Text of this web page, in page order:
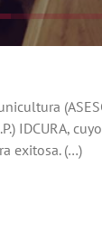
IDCURA,
exitosa. (…)